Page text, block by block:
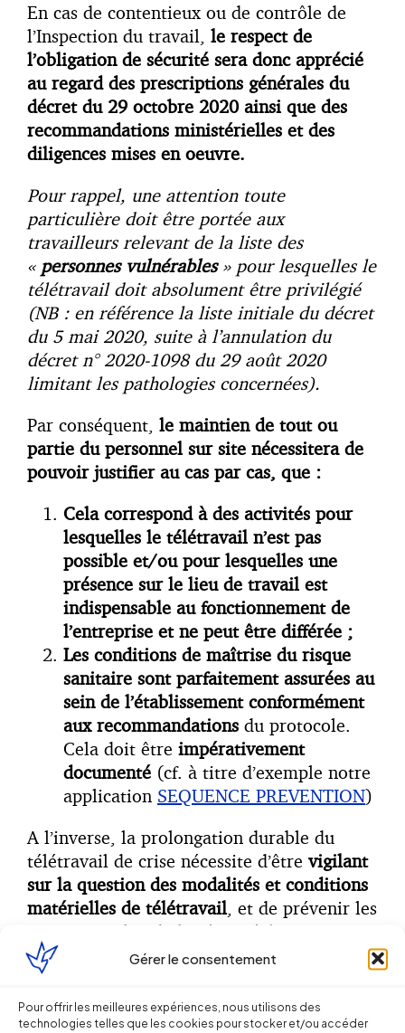
Gérer le consentement
Pour offrir les meilleures expériences, nous utilisons des
technologies telles que les cookies pour stocker et/ou accéder
En cas de contentieux ou de contrôle de
l’Inspection du travail, le respect de
l’obligation de sécurité sera donc apprécié
au regard des prescriptions générales du
décret du 29 octobre 2020 ainsi que des
recommandations ministérielles et des
diligences mises en oeuvre.
Pour rappel, une attention toute
particulière doit être portée aux
travailleurs relevant de la liste des
« personnes vulnérables» pour lesquelles le
télétravail doit absolument être privilégié
(NB : en référence la liste initiale du décret
du 5 mai 2020, suite à l’annulation du
décret n° 2020-1098 du 29 août 2020
limitant les pathologies concernées).
Par conséquent, le maintien de tout ou
partie du personnel sur site nécessitera de
pouvoir justifier au cas par cas, que :
Cela correspond à des activités pour
lesquelles le télétravail n’est pas
possible et/ou pour lesquelles une
présence sur le lieu de travail est
indispensable au fonctionnement de
l’entreprise et ne peut être différée ;
Les conditions de maîtrise du risque
sanitaire sont parfaitement assurées au
sein de l’établissement conformément
aux recommandations du protocole.
Cela doit être impérativement
documenté (cf. à titre d’exemple notre
application SEQUENCE PREVENTION)
A l’inverse, la prolongation durable du
télétravail de crise nécessite d’être vigilant
sur la question des modalités et conditions
matérielles de télétravail, et de prévenir les
risques au plan de la sécurité (ergonomie
du poste, risque électrique, etc.) et de la
santé
(maintien du collectif, isolement,
addictions, charge de travail et